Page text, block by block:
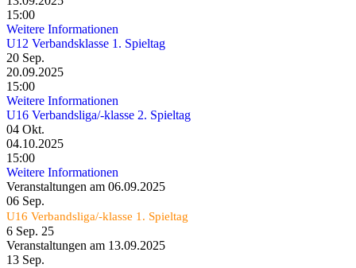
15:00
Weitere Informationen
U12 Verbandsklasse 1. Spieltag
20 Sep.
20.09.2025
15:00
Weitere Informationen
U16 Verbandsliga/-klasse 2. Spieltag
04 Okt.
04.10.2025
15:00
Weitere Informationen
Veranstaltungen am 06.09.2025
06 Sep.
U16 Verbandsliga/-klasse 1. Spieltag
6 Sep. 25
Veranstaltungen am 13.09.2025
13 Sep.